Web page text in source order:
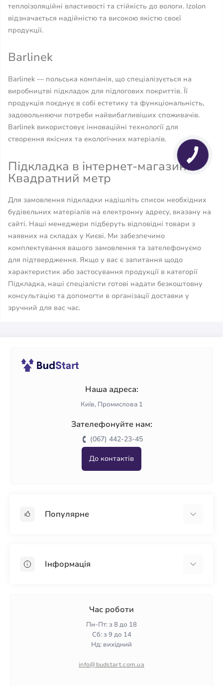
теплоізоляційні властивості та стійкість до вологи. Izolon
відзначається надійністю та високою якістю своєї
продукції.
Barlinek
Barlinek — польська компанія, що спеціалізується на
виробництві підкладок для підлогових покриттів. Її
продукція поєднує в собі естетику та функціональність,
задовольняючи потреби найвибагливіших споживачів.
Barlinek використовує інноваційні технології для
створення якісних та екологічних матеріалів.
Підкладка в інтернет-магазині
Квадратний метр
Для замовлення підкладки надішліть список необхідних
будівельних матеріалів на електронну адресу, вказану на
сайті. Наші менеджери підберуть відповідні товари з
наявних на складах у Києві. Ми забезпечимо
комплектування вашого замовлення та зателефонуємо
для підтвердження. Якщо у вас є запитання щодо
характеристик або застосування продукції в категорії
Підкладка, наші спеціалісти готові надати безкоштовну
консультацію та допомогти в організації доставки у
зручний для вас час.
Наша адреса:
Київ, Промислова 1
Зателефонуйте нам:
(067) 442-23-45
До контактів
Популярне
ПінопластІнформація
Гарантія та повернення
Політика конфіденційності
Час роботи
Пн-Пт: з 8 до 18
Сб: з 9 до 14
Нд: вихідний
info@budstart.com.ua